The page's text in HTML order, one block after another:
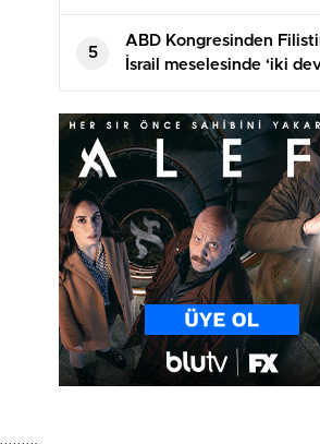
5
ABD Kongresinden
İsrail meselesinde ‘iki
çözüme’ destek